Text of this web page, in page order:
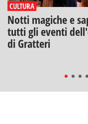
CULTURA
Notti magiche e
tutti gli eventi
di Gratteri